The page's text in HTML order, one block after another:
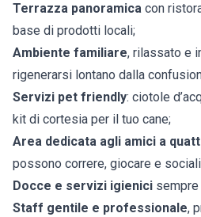
Terrazza panoramica con
base di prodotti locali;
Ambiente familiare, rilassato e
rigenerarsi lontano dalla
Servizi pet friendly: ciotole
kit di cortesia per il tuo cane;
Area dedicata agli amici a
possono correre, giocare e
Docce e servizi igienici
Staff gentile e professionale,